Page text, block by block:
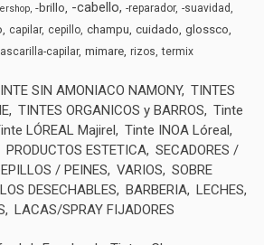
-brillo -cabello -reparador -suavidad
capilar cepillo champu cuidado glossco
capilar mimare rizos termix
SIN AMONIACO NAMONY TINTES
TINTES ORGANICOS y BARROS
Tinte
LÓREAL Majirel
Tinte INOA Lóreal
PRODUCTOS ESTETICA SECADORES /
/ PEINES VARIOS
SOBRE
DESECHABLES BARBERIA LECHES,
LACAS/SPRAY FIJADORES